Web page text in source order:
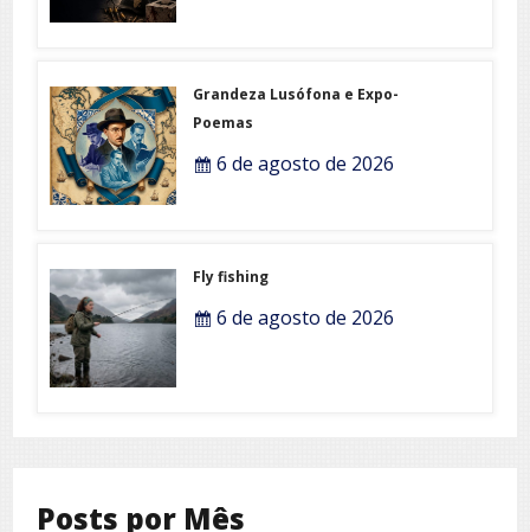
Grandeza Lusófona e Expo-
Poemas
6 de agosto de 2026
Fly fishing
6 de agosto de 2026
Posts por Mês